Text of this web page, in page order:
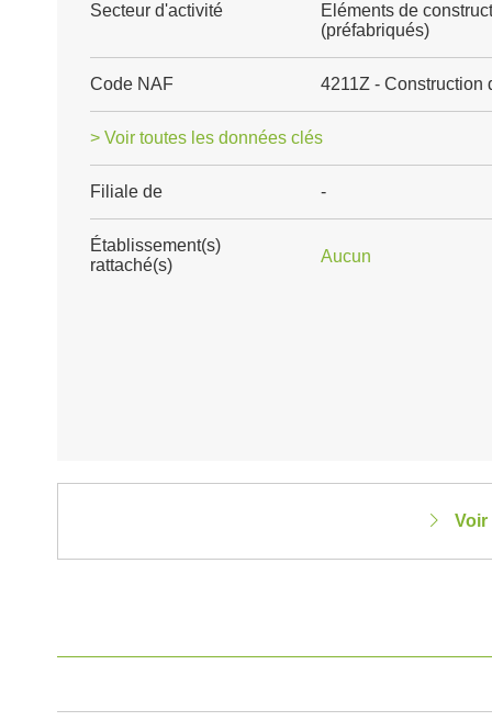
Secteur d'activité
Eléments de
(préfabriqués)
Code NAF 4211Z - Construction
> Voir toutes les données clés
Filiale de -
Établissement(s)
rattaché(s)
Aucun
Voir